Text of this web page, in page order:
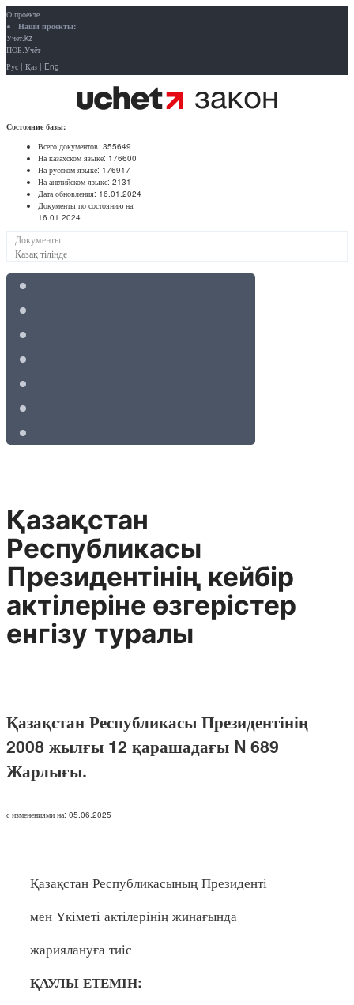
О проекте
Наши проекты:
Учёт.kz
ПОБ.Учёт
Рус | Қаз | Eng
Состояние базы:
Всего документов: 355649
На казахском языке: 176600
На русском языке: 176917
На английском языке: 2131
Дата обновления: 16.01.2024
Документы по состоянию на:
16.01.2024
Документы
Қазақ тілінде
Қазақстан
Республикасы
Президентінің кейбір
актілеріне өзгерістер
енгізу туралы
Қазақстан Республикасы Президентінің
2008 жылғы 12 қарашадағы N 689
Жарлығы.
с изменениями на: 05.06.2025
Қазақстан Республикасының Президенті
мен Үкіметі актілерінің жинағында
жариялануға тиіс
ҚАУЛЫ ЕТЕМІН: